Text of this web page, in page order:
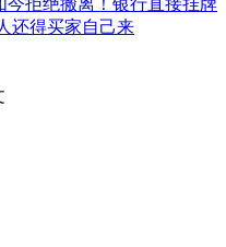
还得买家自己来